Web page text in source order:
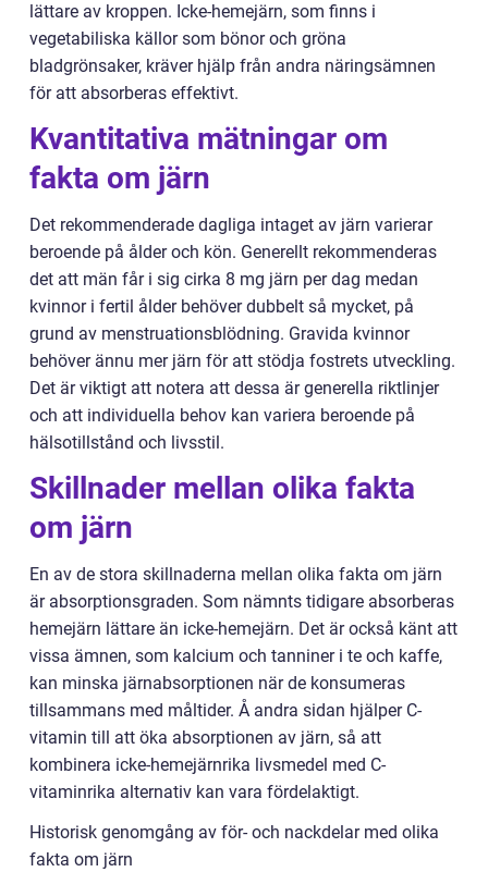
lättare av kroppen. Icke-hemejärn, som finns i
vegetabiliska källor som bönor och gröna
bladgrönsaker, kräver hjälp från andra näringsämnen
för att absorberas effektivt.
Kvantitativa mätningar om
fakta om järn
Det rekommenderade dagliga intaget av järn varierar
beroende på ålder och kön. Generellt rekommenderas
det att män får i sig cirka 8 mg järn per dag medan
kvinnor i fertil ålder behöver dubbelt så mycket, på
grund av menstruationsblödning. Gravida kvinnor
behöver ännu mer järn för att stödja fostrets utveckling.
Det är viktigt att notera att dessa är generella riktlinjer
och att individuella behov kan variera beroende på
hälsotillstånd och livsstil.
Skillnader mellan olika fakta
om järn
En av de stora skillnaderna mellan olika fakta om järn
är absorptionsgraden. Som nämnts tidigare absorberas
hemejärn lättare än icke-hemejärn. Det är också känt att
vissa ämnen, som kalcium och tanniner i te och kaffe,
kan minska järnabsorptionen när de konsumeras
tillsammans med måltider. Å andra sidan hjälper C-
vitamin till att öka absorptionen av järn, så att
kombinera icke-hemejärnrika livsmedel med C-
vitaminrika alternativ kan vara fördelaktigt.
Historisk genomgång av för- och nackdelar med olika
fakta om järn